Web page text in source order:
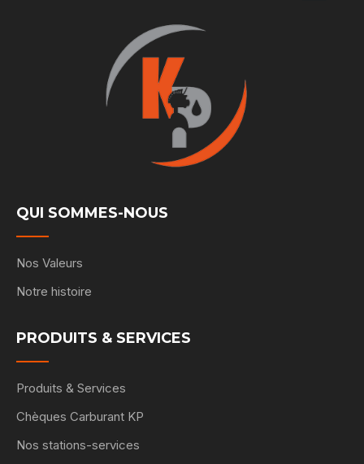
QUI SOMMES-NOUS
Nos Valeurs
Notre histoire
PRODUITS & SERVICES
Produits & Services
Chèques Carburant KP
Nos stations-services